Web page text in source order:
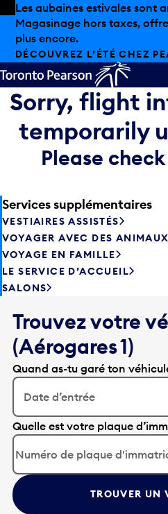
Skip to offers
Passer au contenu principal
Les aubaines estivales sont
Magasinage hors taxes,
plus encore.
DÉCOUVREZ L’ÉTÉ CHEZ
Sorry, flight
temporarily
Please
Services supplémentaires
VESTIAIRES ASSISTÉS
VOYAGER AVEC DES
VOYAGE EN FAMILLE
LE SERVICE D’ACCUEIL
SALONS
Trouvez votre
(Aérogares 1)
Quand as-tu garé ton
Date d’entrée
A
p
p
u
y
e
Quelle est votre plaque
TROUVER UN